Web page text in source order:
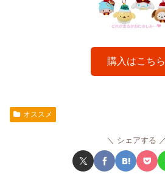
購入はこちら
オススメ
シェアする